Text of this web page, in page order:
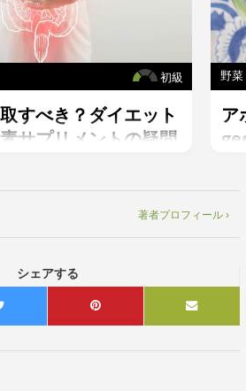
初級
すべき？ダイエット
サプリメントの疑問
野菜
ア
著者プロフィール ›
シェアする